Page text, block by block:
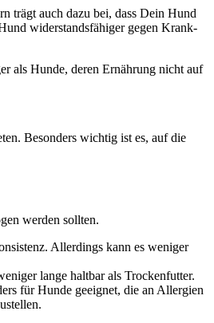
trägt auch dazu bei, dass Dein Hund
wider­stands­fä­hi­ger gegen Krank­
als Hun­de, deren Ernäh­rung nicht auf
Beson­ders wich­tig ist es, auf die
wer­den soll­ten.
Aller­dings kann es weni­ger
lan­ge halt­bar als Tro­cken­fut­ter.
für Hun­de geeig­net, die an All­er­gien